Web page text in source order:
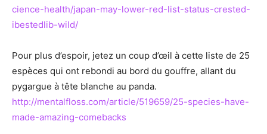
cience-health/japan-may-lower-red-list-status-crested-
ibestedlib-wild/
Pour plus d’espoir, jetez un coup d’œil à cette liste de 25
espèces qui ont rebondi au bord du gouffre, allant du
pygargue à tête blanche au panda.
http://mentalfloss.com/article/519659/25-species-have-
made-amazing-comebacks